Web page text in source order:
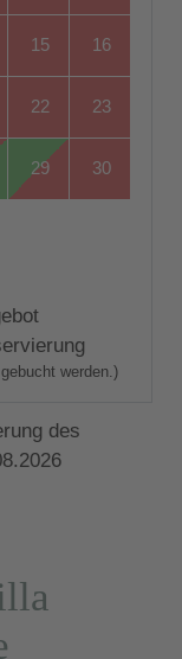
15 16
22 23
29 30
werden.)
des